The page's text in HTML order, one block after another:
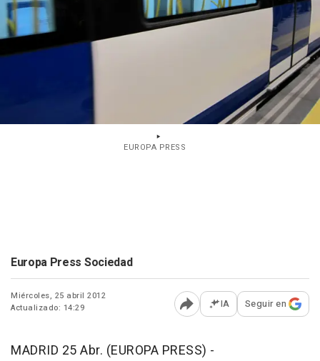
EUROPA PRESS
Europa Press Sociedad
Miércoles, 25 abril 2012
Actualizado: 14:29
Abrir opciones para
IA Seguir en
MADRID 25 Abr. (EUROPA PRESS) -